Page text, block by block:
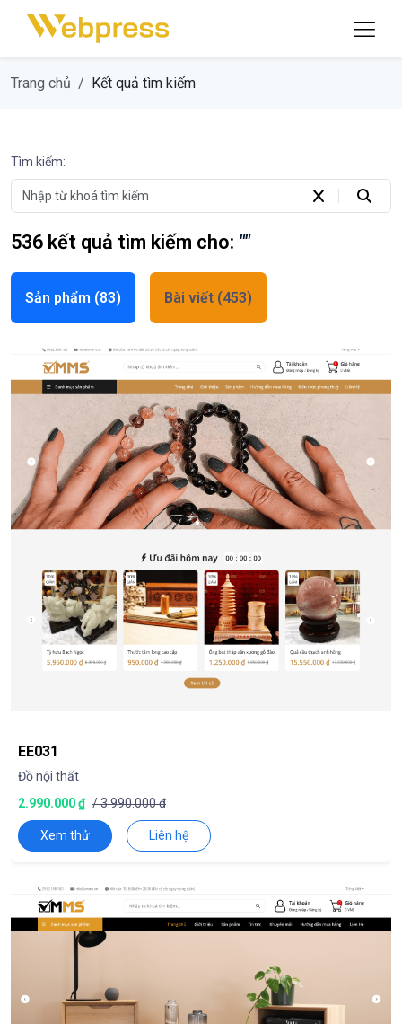
Trang chủ Kết quả tìm kiếm
Tìm kiếm:
536 kết quả tìm kiếm cho: ""
Sản phẩm (83) Bài viết (453)
EE031
Đồ nội thất
2.990.000 ₫ / 3.990.000 đ
Xem thử Liên hệ